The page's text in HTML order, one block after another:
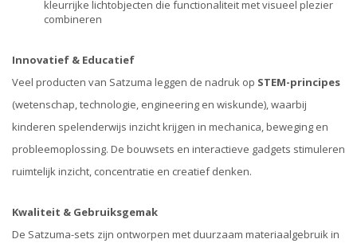
kleurrijke lichtobjecten die functionaliteit met visueel plezier
combineren
Innovatief & Educatief
Veel producten van Satzuma leggen de nadruk op STEM-principes
(wetenschap, technologie, engineering en wiskunde), waarbij
kinderen spelenderwijs inzicht krijgen in mechanica, beweging en
probleemoplossing. De bouwsets en interactieve gadgets stimuleren
ruimtelijk inzicht, concentratie en creatief denken.
Kwaliteit & Gebruiksgemak
De Satzuma-sets zijn ontworpen met duurzaam materiaalgebruik in